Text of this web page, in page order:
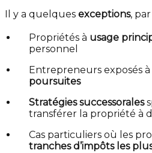
Il y a quelques exceptions,
Propriétés à usage
personnel
Entrepreneurs exposés à
poursuites
Stratégies successorales
transférer la propriété à
Cas particuliers où les
tranches d’impôts les